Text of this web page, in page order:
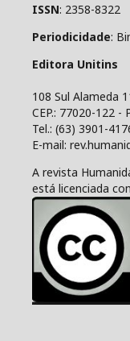
ISSN: 2358-8322
Periodicidade:
Editora Unitins
108 Sul Alameda
CEP.: 77020-122 -
Tel.: (63) 3901-
E-mail:
A revista
está licenciada